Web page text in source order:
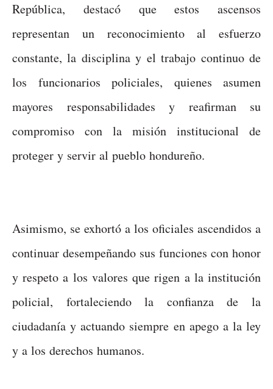
República, destacó que estos ascensos
representan un reconocimiento al esfuerzo
constante, la disciplina y el trabajo continuo de
los funcionarios policiales, quienes asumen
mayores responsabilidades y reafirman su
compromiso con la misión institucional de
proteger y servir al pueblo hondureño.
Asimismo, se exhortó a los oficiales ascendidos a
continuar desempeñando sus funciones con honor
y respeto a los valores que rigen a la institución
policial, fortaleciendo la confianza de la
ciudadanía y actuando siempre en apego a la ley
y a los derechos humanos.